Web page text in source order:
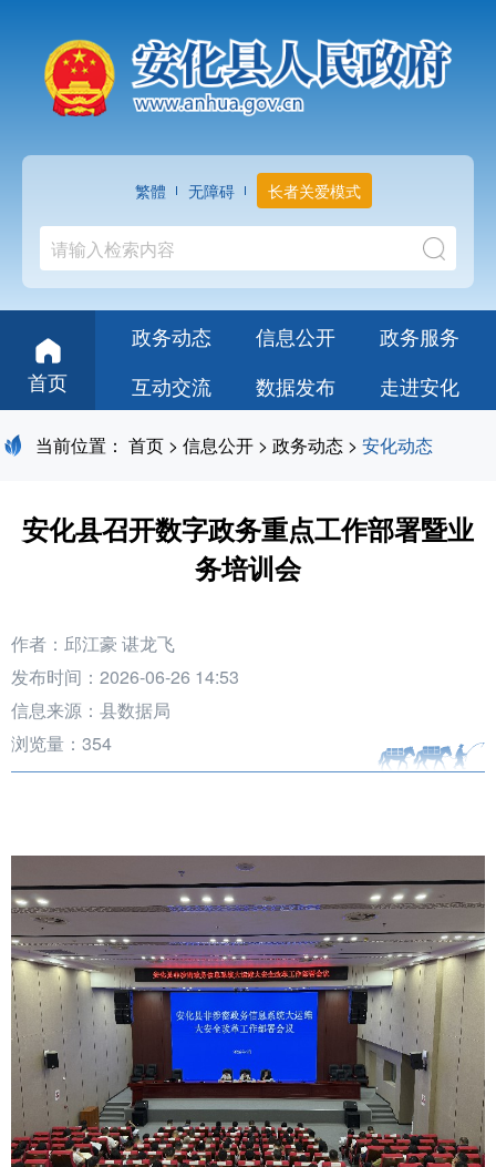
繁體 无障碍 长者关爱模式
首页
政务动态 信息公开
政务服务
互动交流
数据发布 走进安化
当前位置： 首页 > 信息公开 > 政务动态 > 安化动态
安化县召开数字政务重点工作部署暨业
务培训会
作者：邱江豪 谌龙飞
发布时间：2026-06-26 14:53
信息来源：县数据局
浏览量： 354